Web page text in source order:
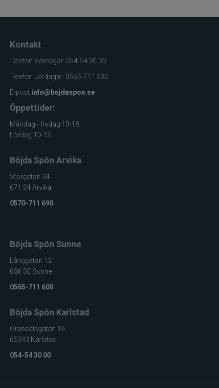
Kontakt
Telefon Vardagar: 054-54 30 00
Telefon Lördagar: 0565-711 600
E-post:info@bojdaspon.se
Öppettider:
Måndag - fredag 10-18
Lördag 10-13
Böjda Spön Arvika
Storgatan 34
671 34 Arvika
0570-711 690
Böjda Spön Sunne
Långgatan 12
686 30 Sunne
0565-711 600
Böjda Spön Karlstad
Gräsdalsgatan 16
65343 Karlstad
054-54 30 00